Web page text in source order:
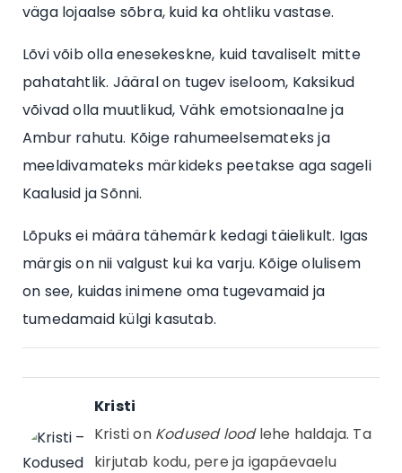
väga lojaalse sõbra, kuid ka ohtliku vastase.
Lõvi võib olla enesekeskne, kuid tavaliselt mitte
pahatahtlik. Jääral on tugev iseloom, Kaksikud
võivad olla muutlikud, Vähk emotsionaalne ja
Ambur rahutu. Kõige rahumeelsemateks ja
meeldivamateks märkideks peetakse aga sageli
Kaalusid ja Sõnni.
Lõpuks ei määra tähemärk kedagi täielikult. Igas
märgis on nii valgust kui ka varju. Kõige olulisem
on see, kuidas inimene oma tugevamaid ja
tumedamaid külgi kasutab.
Kristi
Kristi on Kodused loodlehe haldaja. Ta
kirjutab kodu, pere ja igapäevaelu